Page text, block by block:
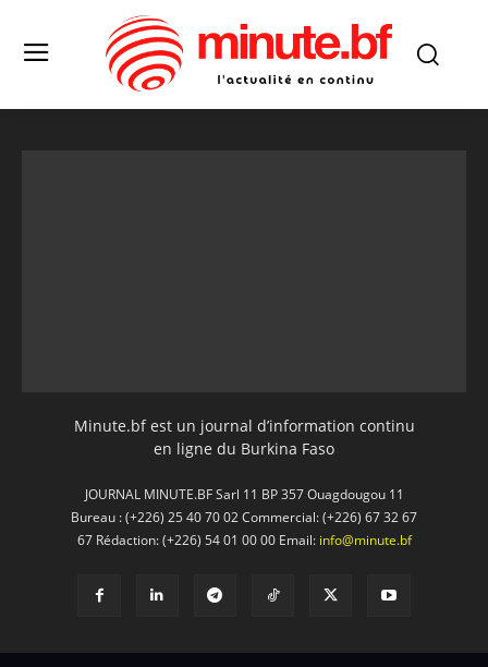
Minute.bf est un journal d’information continu
en ligne du Burkina Faso
JOURNAL MINUTE.BF Sarl 11 BP 357 Ouagdougou 11
Bureau : (+226) 25 40 70 02 Commercial: (+226) 67 32 67
67 Rédaction: (+226) 54 01 00 00 Email: info@minute.bf